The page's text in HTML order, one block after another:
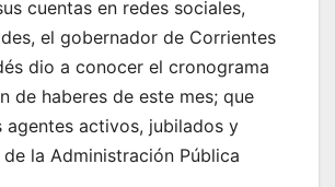
cuentas en redes sociales,
el gobernador de Corrientes
dio a conocer el cronograma
de haberes de este mes; que
agentes activos, jubilados y
la Administración Pública